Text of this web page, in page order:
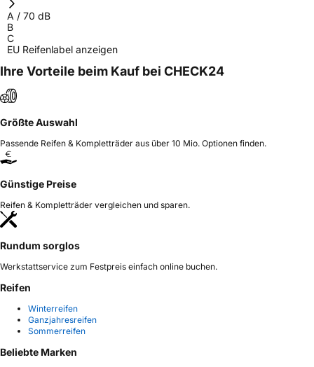
A / 70 dB
B
C
EU Reifenlabel anzeigen
Ihre Vorteile beim Kauf bei CHECK24
Größte Auswahl
Passende Reifen & Kompletträder aus über 10 Mio. Optionen finden.
Günstige Preise
Reifen & Kompletträder vergleichen und sparen.
Rundum sorglos
Werkstattservice zum Festpreis einfach online buchen.
Reifen
Winterreifen
Ganzjahresreifen
Sommerreifen
Beliebte Marken